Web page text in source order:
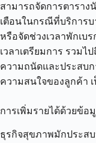
สามารถจัดการตาราง
เตือนในกรณีที่บริการบ
หรือจัดช่วงเวลาพักเบ
เวลาเตรียมการ รวมไ
ความถนัดและประสบ
ความสนใจของลูกค้า
การเพิ่มรายได้ด้วยข้อ
ธุรกิจสุขภาพมักประสบ